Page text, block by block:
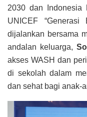
2030 dan Indonesia
UNICEF
dijalankan bersama
andalan keluarga,
akses WASH dan
di sekolah dalam
dan sehat bagi anak-